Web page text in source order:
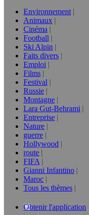
Environnement
Animaux
Cinéma
Football
Ski Alpin
Faits divers
Emploi
Films
Festival
Russie
Montagne
Lara Gut-Behrami
Entreprise
Nature
guerre
Hollywood
route
FIFA
Gianni Infantino
Maroc
Tous les thèmes
Obtenir l'application